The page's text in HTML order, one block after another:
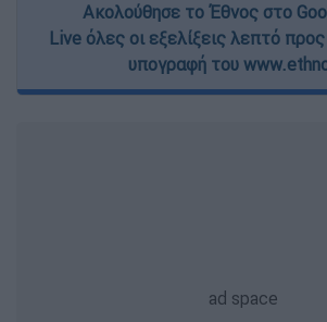
Ακολούθησε το Έθνος στο
Live όλες οι εξελίξεις λεπτό
υπογραφή του